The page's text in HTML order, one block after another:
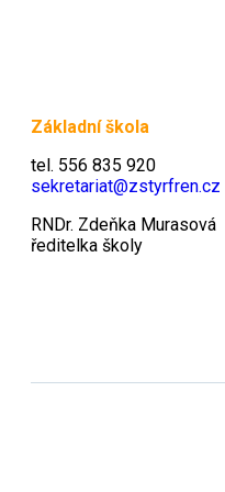
Základní škola
tel. 556 835 920
sekretariat@zstyrfren.cz
RNDr. Zdeňka Murasová
ředitelka školy